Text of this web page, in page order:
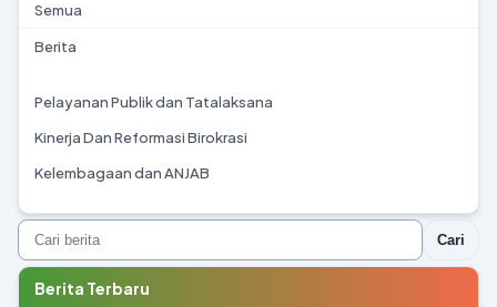
Semua
Berita
Pelayanan Publik dan Tatalaksana
Kinerja Dan Reformasi Birokrasi
Kelembagaan dan ANJAB
Cari
Berita Terbaru